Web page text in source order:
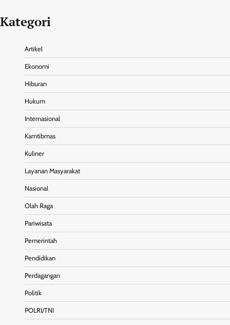
Kategori
Artikel
Ekonomi
Hiburan
Hukum
Internasional
Kamtibmas
Kuliner
Layanan Masyarakat
Nasional
Olah Raga
Pariwisata
Pemerintah
Pendidikan
Perdagangan
Politik
POLRI/TNI